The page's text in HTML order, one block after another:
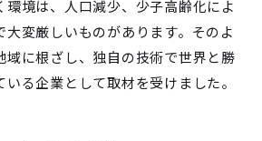
環境は、人口減少、少子高齢化によ
大変厳しいものがあります。そのよ
域に根ざし、独自の技術で世界と勝
る企業として取材を受けました。